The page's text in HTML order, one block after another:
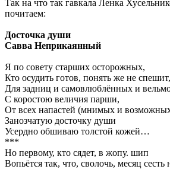
Так на что так гавкала Ленка
почитаем:
Досточка души
Савва Неприкаянный
Я по совету старших осторожных,
Кто осудить готов, понять же не спешит,
Для задниц и самовлюблённых и
С коростою величия парши,
От всех напастей (мнимых и
Занозчатую досточку души
Усердно обшиваю толстой кожей…
***
Но первому, кто сядет, в жопу. шип
Вопьётся так, что, сволочь, месяц сесть